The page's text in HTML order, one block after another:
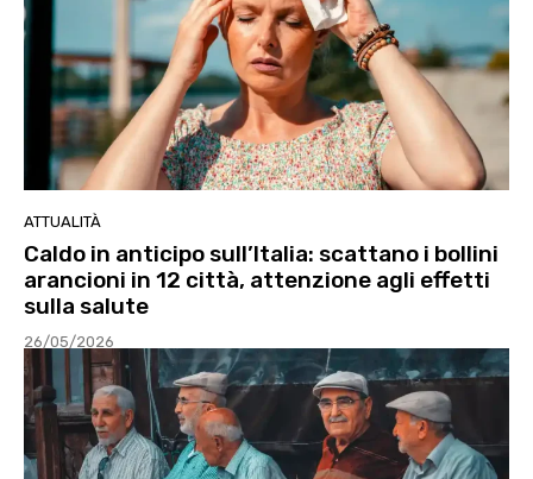
ATTUALITÀ
Caldo in anticipo sull’Italia: scattano i bollini
arancioni in 12 città, attenzione agli effetti
sulla salute
26/05/2026